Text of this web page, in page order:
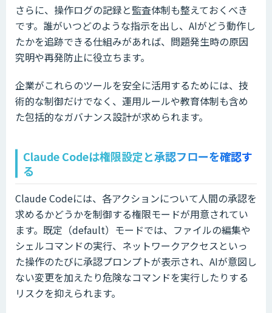
さらに、操作ログの記録と監査体制も整えておくべき
です。誰がいつどのような指示を出し、AIがどう動作し
たかを追跡できる仕組みがあれば、問題発生時の原因
究明や再発防止に役立ちます。
企業がこれらのツールを安全に活用するためには、技
術的な制御だけでなく、運用ルールや教育体制も含め
た包括的なガバナンス設計が求められます。
Claude Codeは権限設定と承認フローを確認す
る
Claude Codeには、各アクションについて人間の承認を
求めるかどうかを制御する権限モードが用意されてい
ます。既定（default）モードでは、ファイルの編集や
シェルコマンドの実行、ネットワークアクセスといっ
た操作のたびに承認プロンプトが表示され、AIが意図し
ない変更を加えたり危険なコマンドを実行したりする
リスクを抑えられます。